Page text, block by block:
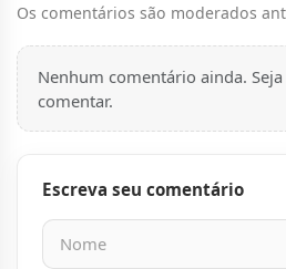
Os comentários são moderados
Nenhum comentário ainda.
comentar.
Escreva seu comentário
Nome
E-mail